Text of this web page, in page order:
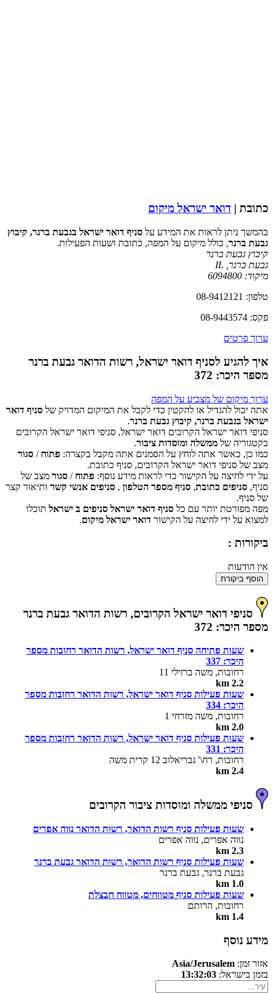
כתובת | דואר ישראל מיקום
בהמשך ניתן לראות את המידע על סניף דואר ישראל בגבעת ברנר, קיבוץ
גבעת ברנר, כולל מיקום על המפה, כתובת ושעות הפעילות.
קיבוץ גבעת ברנר
גבעת ברנר IL
מיקוד: 6094800
טלפון: 08-9412121
פקס: 08-9443574
ערוך פרטים
איך להגיע לסניף דואר ישראל, רשות הדואר גבעת ברנר
מספר היכר: 372
‏דף זה לא יכול לטעון את מפות Google כראוי.
האם האתר הזה בבעלותך? אישור
ערוך מיקום של מצביע על המפה
אתה יכול להגדיל או להקטין כדי לקבל את המיקום המדויק של סניף דואר
ישראל בגבעת ברנר, קיבוץ גבעת ברנר.
סניפי דואר ישראל הקרובים דואר ישראל, סניפי דואר ישראל הקרובים
בקטגוריה של ממשלה ומוסדות ציבור.
כמו כן, כאשר אתה לוחץ על הסמנים אתה מקבל בקצרה: פתוח / סגור
מצב של סניפי דואר ישראל הקרובים, סניף כתובת.
על ידי לחיצה על הקישור כדי לראות מידע נוסף: פתוח / סגור מצב של
סניף, סניפים כתובת, סניף מספר הטלפון , סניפים אנשי קשר ותיאור קצר
של סניף.
מפה מפורטת יותר עם כל סניף דואר ישראל סניפים ב ישראל תוכלו
למצוא על ידי לחיצה על הקישור דואר ישראל מיקום.
ביקורות :
אין הודעות
הוסף ביקורת
סניפי דואר ישראל הקרובים, רשות הדואר גבעת ברנר
מספר היכר: 372
שעות פתיחה סניף דואר ישראל, רשות הדואר רחובות מספר
היכר: 337
רחובות, משה ברזילי 11
2.2 km
שעות פעילות סניף דואר ישראל, רשות הדואר רחובות מספר
היכר: 334
רחובות, משה מזרחי 1
2.0 km
שעות פעילות סניף דואר ישראל, רשות הדואר רחובות מספר
היכר: 331
רחובות, רח\' גבריאלוב 12 קרית משה
2.4 km
סניפי ממשלה ומוסדות ציבור הקרובים
שעות פעילות סניף רשות הדואר, רשות הדואר נווה אפרים
נווה אפרים, נווה אפרים
2.3 km
שעות פעילות סניף רשות הדואר, רשות הדואר גבעת ברנר
גבעת ברנר, גבעת ברנר
1.0 km
שעות פעילות סניף מטווחים, מטווח חבצלת
רחובות, הרותם
1.4 km
מידע נוסף
אזור זמן: Asia/Jerusalem
בזמן בישראל: 13:32:03